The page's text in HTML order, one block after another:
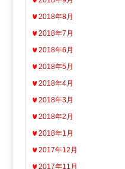
2018年8月
2018年7月
2018年6月
2018年5月
2018年4月
2018年3月
2018年2月
2018年1月
2017年12月
2017年11月